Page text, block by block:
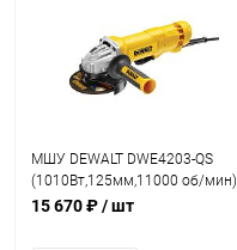
МШУ DEWALT DWE4203-QS
(1010Вт,125мм,11000 об/мин)
15 670 ₽/ шт